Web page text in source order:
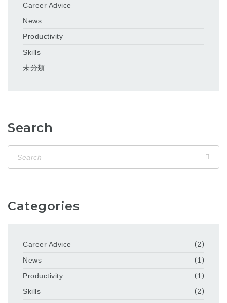
Career Advice
News
Productivity
Skills
未分類
Search
Categories
Career Advice
(2)
News
(1)
Productivity
(1)
Skills
(2)